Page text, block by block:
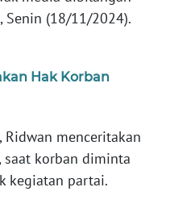
Senin (18/11/2024).
Hak Korban
menceritakan
saat korban diminta
kegiatan partai.